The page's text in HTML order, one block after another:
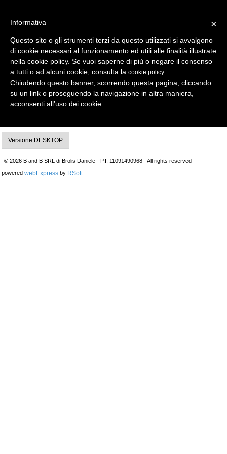
Indietro
rilevatore di transito a doppio infrarosso,portata 8m 5°
NULL
Versione DESKTOP
© 2026 B and B SRL di Brolis Daniele - P.I. 11091490968 - All rights reserved
powered webExpress by RSoft
×
Informativa
Questo sito o gli strumenti terzi da questo utilizzati si avvalgono
di cookie necessari al funzionamento ed utili alle finalità illustrate
nella cookie policy. Se vuoi saperne di più o negare il consenso
a tutti o ad alcuni cookie, consulta la cookie policy
Chiudendo questo banner, scorrendo questa pagina, cliccando
su un link o proseguendo la navigazione in altra maniera,
acconsenti all’uso dei cookie.